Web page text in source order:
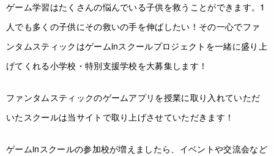
ゲーム学習はたくさんの悩んでいる子供を救うことができます。1
人でも多くの子供にその救いの手を伸ばしたい！その一心でファ
ンタムスティックはゲームinスクールプロジェクトを一緒に盛り上
げてくれる小学校・特別支援学校を大募集します！
ファンタムスティックのゲームアプリを授業に取り入れていただ
いたスクールは当サイトで取り上げさせていただきます！
ゲームinスクールの参加校が増えましたら、イベントや交流会など